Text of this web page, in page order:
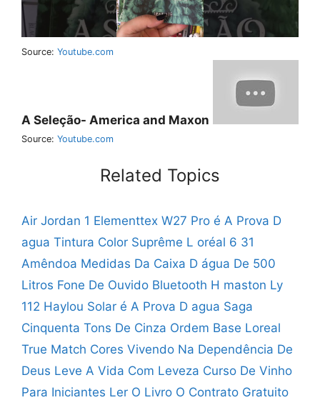
Source: Youtube.com
A Seleção- America and Maxon
Source: Youtube.com
Related Topics
Air Jordan 1 Elementtex W27 Pro é A Prova D
agua Tintura Color Suprême L oréal 6 31
Amêndoa Medidas Da Caixa D água De 500
Litros Fone De Ouvido Bluetooth H maston Ly
112 Haylou Solar é A Prova D agua Saga
Cinquenta Tons De Cinza Ordem Base Loreal
True Match Cores Vivendo Na Dependência De
Deus Leve A Vida Com Leveza Curso De Vinho
Para Iniciantes Ler O Livro O Contrato Gratuito